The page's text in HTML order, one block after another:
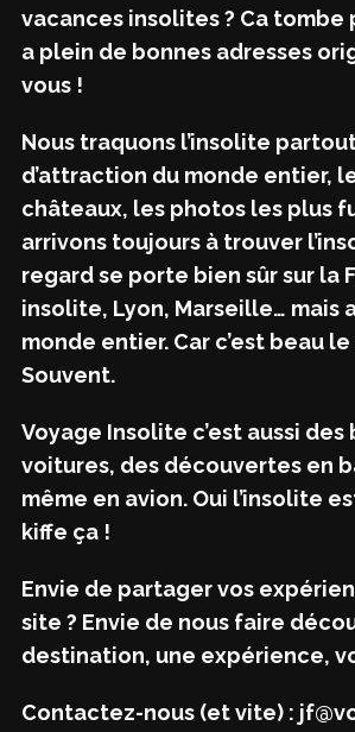
vacances insolites ? Ca
a plein de bonnes adresses
vous !
Nous traquons l’insolite
d’attraction du monde entier,
châteaux, les photos les plus
arrivons toujours à trouver
regard se porte bien sûr sur la
insolite, Lyon, Marseille… mais
monde entier. Car c’est beau
Souvent.
Voyage Insolite c’est aussi des
voitures, des découvertes en
même en avion. Oui l’insolite
kiffe ça !
Envie de partager vos
site ? Envie de nous faire
destination, une expérience,
Contactez-nous (et vite) :